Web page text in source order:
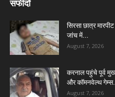
सफीदों
सिरसा छात्र
जांच में...
August 7, 2026
करनाल पहुंचे पूर्व
और कॉमनवेल्थ
August 7, 2026